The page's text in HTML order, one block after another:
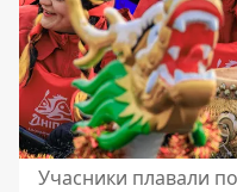
Учасники плавали